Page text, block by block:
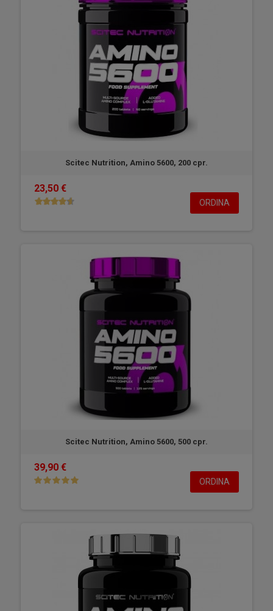
Scitec Nutrition, Amino 5600, 200 cpr.
23,50 €
ORDINA
Scitec Nutrition, Amino 5600, 500 cpr.
39,90 €
ORDINA